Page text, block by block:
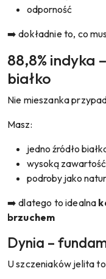
odporność
➡️ dokładnie to, co
88,8% indyka
białko
Nie mieszanka
Masz:
jedno źródło
wysoką
podroby jako
➡️ dlatego to idealna
brzuchem
Dynia –
U szczeniaków jelita